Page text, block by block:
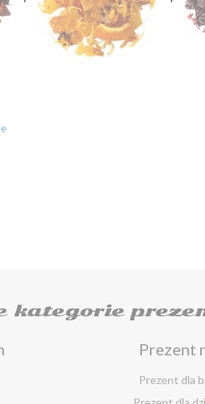
kategorie
Prezent
Prezent dla